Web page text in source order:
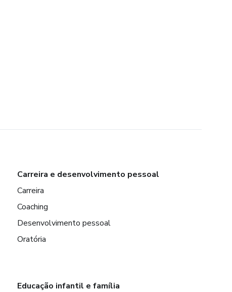
Carreira e desenvolvimento pessoal
Carreira
Coaching
Desenvolvimento pessoal
Oratória
Educação infantil e família